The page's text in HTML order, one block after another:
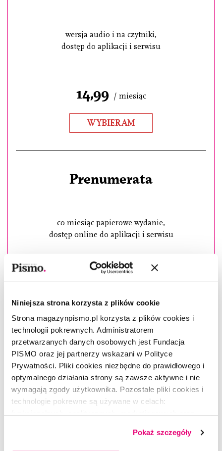
Niniejsza strona korzysta z plików cookie
Strona magazynpismo.pl korzysta z plików cookies i
technologii pokrewnych. Administratorem
przetwarzanych danych osobowych jest Fundacja
PISMO oraz jej partnerzy wskazani w Polityce
Prywatności. Pliki cookies niezbędne do prawidłowego i
optymalnego działania strony są zawsze aktywne i nie
wymagają zgody użytkownika. Pozostałe pliki cookies i
technologie pokrewne są używane w celach:
dobrowolną zgodę na pliki cookies i technologie
pokrewne, zgadzasz się na przechowywanie informacji
Pokaż szczegóły
wersja audio i na czytniki,
dostęp do aplikacji i serwisu
14,99 / miesiąc
WYBIERAM
Prenumerata
co miesiąc papierowe wydanie,
dostęp online do aplikacji i serwisu
24,99 / miesiąc